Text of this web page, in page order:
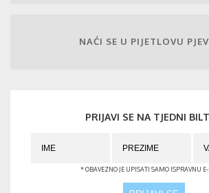
NAĆI SE U PIJETLOVU
PRIJAVI SE NA TJEDNI
* OBAVEZNO JE UPISATI SAMO ISPRAVNU E-